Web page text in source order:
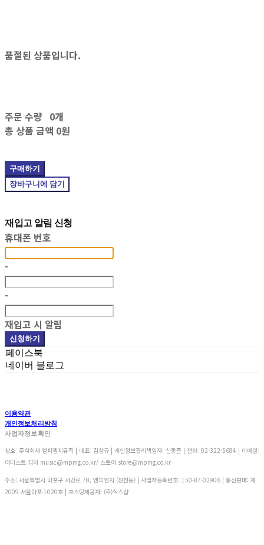
품절된 상품입니다.
주문 수량 0개
총 상품 금액 0원
구매하기
장바구니에 담기
재입고 알림 신청
휴대폰 번호
-
-
재입고 시 알림
신청하기
페이스북
네이버 블로그
이용약관
개인정보처리방침
사업자정보확인
상호: 주식회사 엠피엠지뮤직 | 대표: 김상규 | 개인정보관리책임자: 신동준 | 전화: 02-322-5684 | 이메일:
아티스트 섭외 music@mpmg.co.kr/ 스토어 store@mpmg.co.kr
주소: 서울특별시 마포구 서강로 78, 엠피엠지 (창전동) | 사업자등록번호: 150-87-02906 | 통신판매: 제
2009-서울마포-1020호 | 호스팅제공자: (주)식스샵